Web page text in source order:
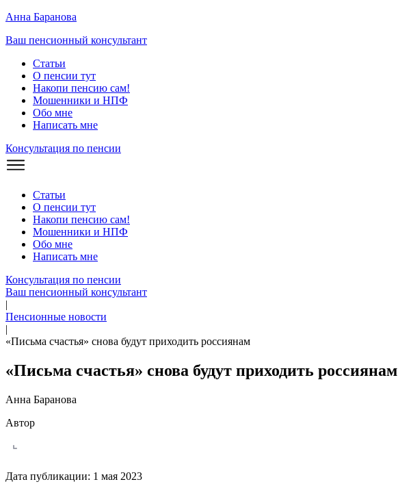
Анна Баранова
Ваш пенсионный консультант
Статьи
О пенсии тут
Накопи пенсию сам!
Мошенники и НПФ
Обо мне
Написать мне
Консультация по пенсии
Статьи
О пенсии тут
Накопи пенсию сам!
Мошенники и НПФ
Обо мне
Написать мне
Консультация по пенсии
Ваш пенсионный консультант
|
Пенсионные новости
|
«Письма счастья» снова будут приходить россиянам
«Письма счастья» снова будут приходить россиянам
Анна Баранова
Автор
Дата публикации: 1 мая 2023